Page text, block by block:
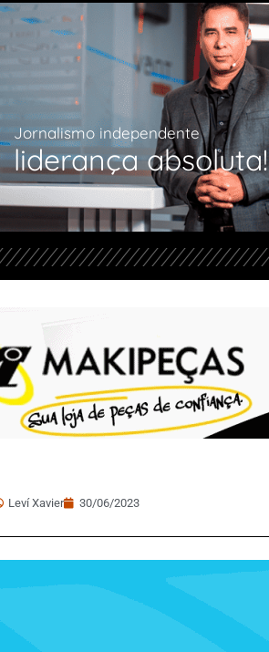
Jornalismo independente
liderança absoluta!
Leví Xavier 30/06/2023